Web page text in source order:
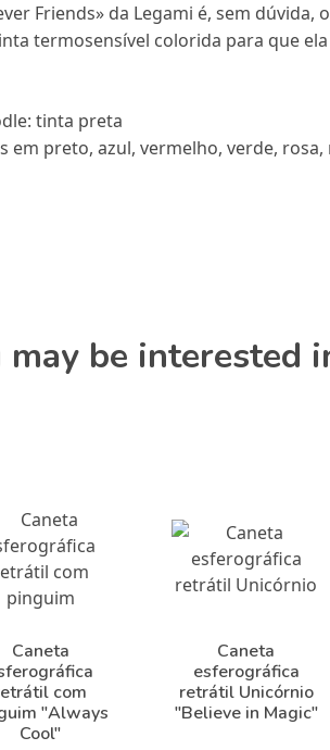
Friends» da Legami é, sem
termosensível colorida para que
tinta preta
preto, azul, vermelho, verde,
may be interested
Caneta
com
"Always
Cool"
Caneta
esferográfica
retrátil Unicórnio
"Believe in Magic"